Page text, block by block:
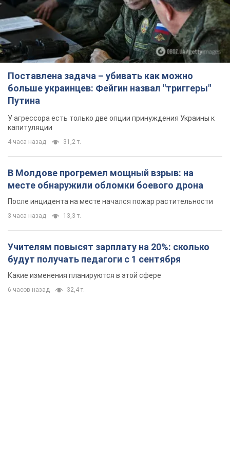
Поставлена задача – убивать как можно
больше украинцев: Фейгин назвал "триггеры"
Путина
У агрессора есть только две опции принуждения Украины к
капитуляции
4 часа назад 31,2 т.
В Молдове прогремел мощный взрыв: на
месте обнаружили обломки боевого дрона
После инцидента на месте начался пожар растительности
3 часа назад 13,3 т.
Учителям повысят зарплату на 20%: сколько
будут получать педагоги с 1 сентября
Какие изменения планируются в этой сфере
6 часов назад 32,4 т.